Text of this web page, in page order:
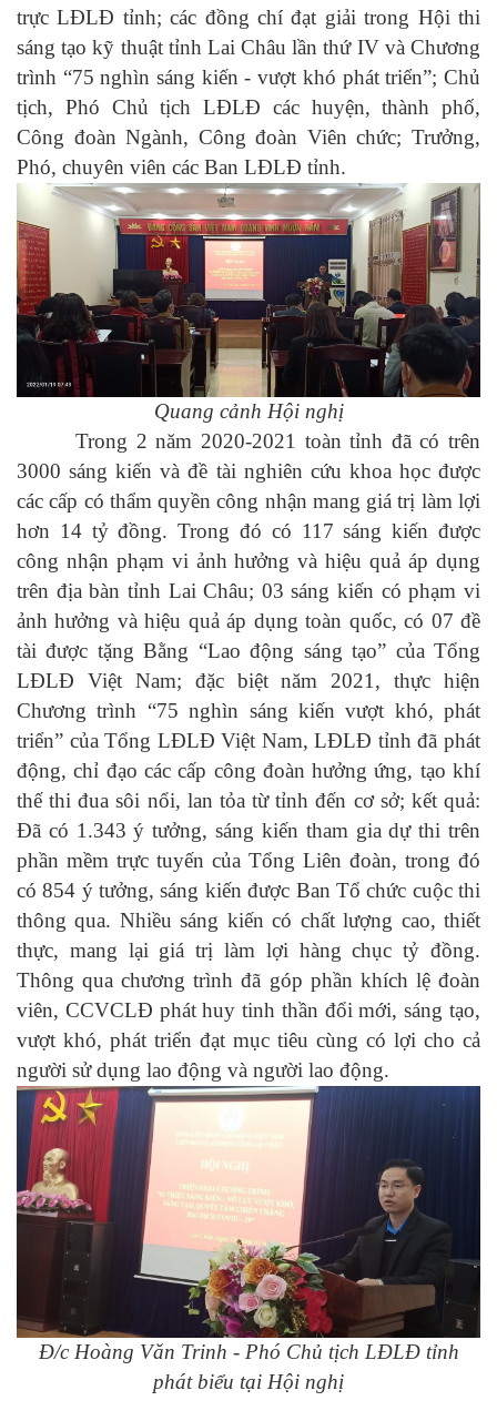
trực LĐLĐ tỉnh; các đồng chí đạt giải trong Hội thi
sáng tạo kỹ thuật tỉnh Lai Châu lần thứ IV và Chương
trình “75 nghìn sáng kiến - vượt khó phát triển”; Chủ
tịch, Phó Chủ tịch LĐLĐ các huyện, thành phố,
Công đoàn Ngành, Công đoàn Viên chức; Trưởng,
Phó, chuyên viên các Ban LĐLĐ tỉnh.
Quang cảnh Hội nghị
Trong 2 năm 2020-2021 toàn tỉnh đã có trên
3000 sáng kiến và đề tài nghiên cứu khoa học được
các cấp có thẩm quyền công nhận mang giá trị làm lợi
hơn 14 tỷ đồng. Trong đó có 117 sáng kiến được
công nhận phạm vi ảnh hưởng và hiệu quả áp dụng
trên địa bàn tỉnh Lai Châu; 03 sáng kiến có phạm vi
ảnh hưởng và hiệu quả áp dụng toàn quốc, có 07 đề
tài được tặng Bằng “Lao động sáng tạo” của Tổng
LĐLĐ Việt Nam; đặc biệt năm 2021, thực hiện
Chương trình “75 nghìn sáng kiến vượt khó, phát
triển” của Tổng LĐLĐ Việt Nam, LĐLĐ tỉnh đã phát
động, chỉ đạo các cấp công đoàn hưởng ứng, tạo khí
thế thi đua sôi nổi, lan tỏa từ tỉnh đến cơ sở; kết quả:
Đã có 1.343 ý tưởng, sáng kiến tham gia dự thi trên
phần mềm trực tuyến của Tổng Liên đoàn, trong đó
có 854 ý tưởng, sáng kiến được Ban Tổ chức cuộc thi
thông qua. Nhiều sáng kiến có chất lượng cao, thiết
thực, mang lại giá trị làm lợi hàng chục tỷ đồng.
Thông qua chương trình đã góp phần khích lệ đoàn
viên, CCVCLĐ phát huy tinh thần đổi mới, sáng tạo,
vượt khó, phát triển đạt mục tiêu cùng có lợi cho cả
người sử dụng lao động và người lao động.
Đ/c Hoàng Văn Trinh - Phó Chủ tịch LĐLĐ tỉnh
phát biểu tại Hội nghị